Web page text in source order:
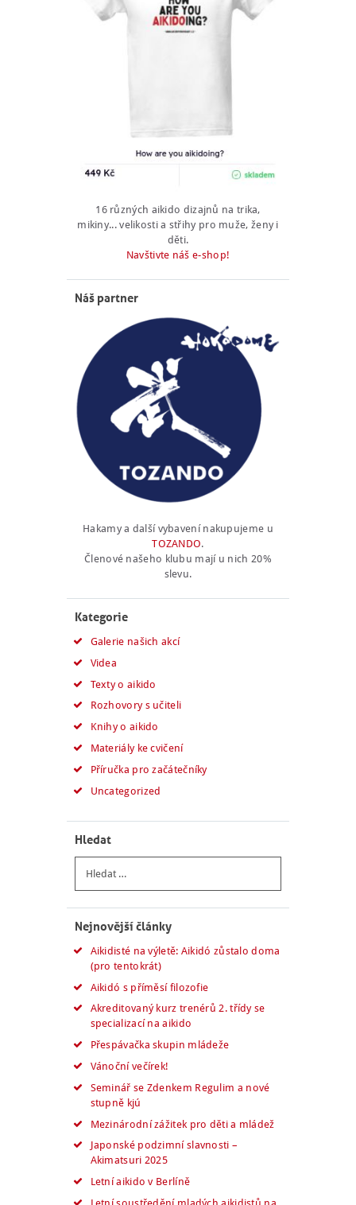
16 různých aikido dizajnů na trika,
mikiny... velikosti a střihy pro muže, ženy i
děti.
Navštivte náš e-shop!
Náš partner
Hakamy a další vybavení nakupujeme u
TOZANDO.
Členové našeho klubu mají u nich 20%
slevu.
Kategorie
Galerie našich akcí
Videa
Texty o aikido
Rozhovory s učiteli
Knihy o aikido
Materiály ke cvičení
Příručka pro začátečníky
Uncategorized
Hledat
Nejnovější články
Aikidisté na výletě: Aikidó zůstalo doma
(pro tentokrát)
Aikidó s příměsí filozofie
Akreditovaný kurz trenérů 2. třídy se
specializací na aikido
Přespávačka skupin mládeže
Vánoční večírek!
Seminář se Zdenkem Regulim a nové
stupně kjú
Mezinárodní zážitek pro děti a mládež
Japonské podzimní slavnosti –
Akimatsuri 2025
Letní aikido v Berlíně